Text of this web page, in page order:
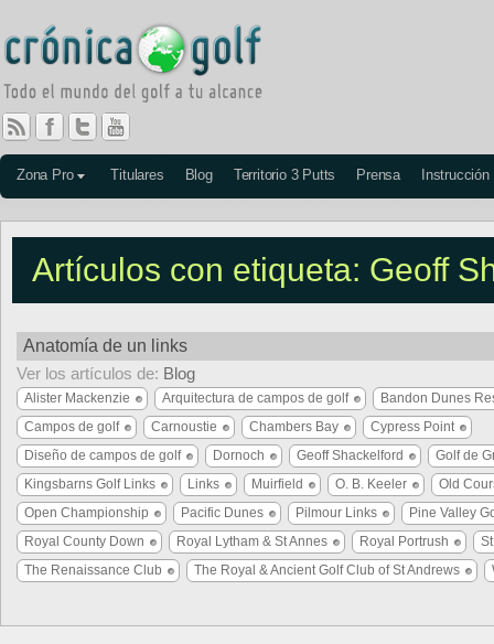
Zona Pro Titulares Blog Territorio 3 Putts Prensa Instrucción
Artículos con etiqueta: Geoff
Anatomía de un links
Ver los artículos de: Blog
Alister Mackenzie Arquitectura de campos de golf
Bandon Dunes
Campos de golf
Carnoustie Chambers Bay
Cypress Point
Diseño de campos de golf
Dornoch Geoff Shackelford
Golf de
Kingsbarns Golf Links
Links Muirfield O. B. Keeler
Old
Open Championship
Pacific Dunes Pilmour Links
Pine Valley
Royal County Down
Royal Lytham & St Annes Royal Portrush
The Renaissance Club
The Royal & Ancient Golf Club of St Andrews